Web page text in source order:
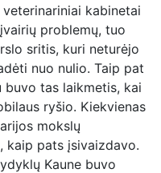
kabinetai
problemų, tuo
sritis, kuri neturėjo
nuo nulio. Taip pat
tas laikmetis, kai
ryšio. Kiekvienas
mokslų
kaip pats įsivaizdavo.
Kaune buvo